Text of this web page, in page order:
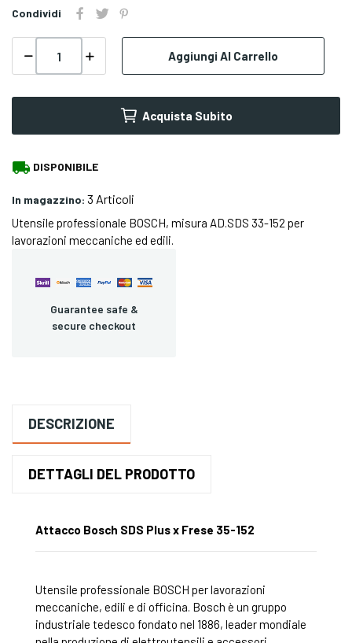
Condividi
Aggiungi Al Carrello
Acquista Subito
local_shipping DISPONIBILE
In magazzino: 3 Articoli
Utensile professionale BOSCH, misura AD.SDS 33-152 per
lavorazioni meccaniche ed edili.
Guarantee safe &
secure checkout
DESCRIZIONE
DETTAGLI DEL PRODOTTO
Attacco Bosch SDS Plus x Frese 35-152
Utensile professionale BOSCH per lavorazioni
meccaniche, edili e di officina. Bosch è un gruppo
industriale tedesco fondato nel 1886, leader mondiale